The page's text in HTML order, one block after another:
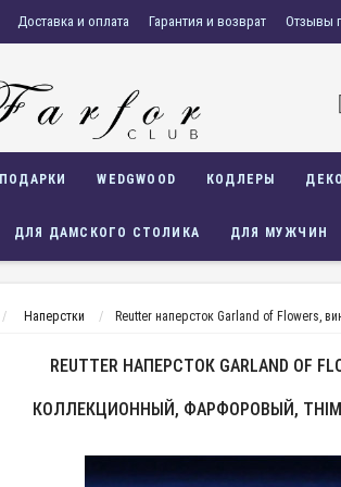
Доставка и оплата Гарантия и возврат Отзывы
ПОДАРКИ WEDGWOOD КОДЛЕРЫ
ДЛЯ ДАМСКОГО СТОЛИКА ДЛЯ МУЖЧИН
Наперстки Reutter наперсток Garland of Flowers,
REUTTER НАПЕРСТОК GARLAND OF
КОЛЛЕКЦИОННЫЙ, ФАРФОРОВЫЙ,